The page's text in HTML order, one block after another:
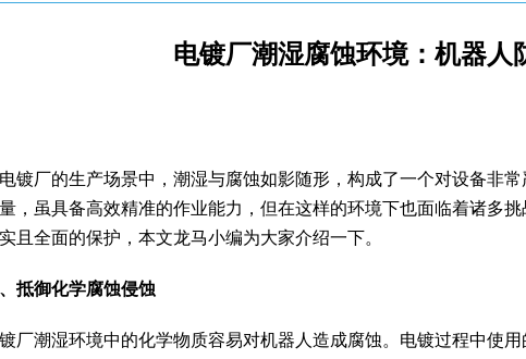
电镀厂潮湿腐蚀环境：机器人
镀厂的生产场景中，潮湿与腐蚀如影随形，构成了一个对设备非
，虽具备高效精准的作业能力，但在这样的环境下也面临着诸多挑
且全面的保护，本文龙马小编为大家介绍一下。
抵御化学腐蚀侵蚀
厂潮湿环境中的化学物质容易对机器人造成腐蚀。电镀过程中使